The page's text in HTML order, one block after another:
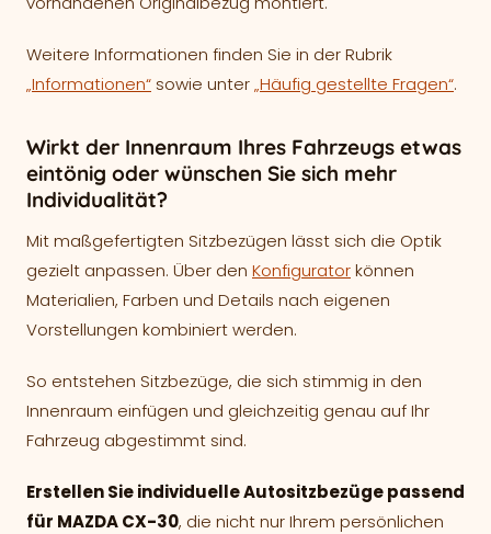
Weitere Informationen finden Sie in der Rubrik
„Informationen“ sowie unter„Häufig gestellte Fragen“.
Wirkt der Innenraum Ihres Fahrzeugs etwas
eintönig oder wünschen Sie sich mehr
Individualität?
Mit maßgefertigten Sitzbezügen lässt sich die Optik
gezielt anpassen. Über den Konfiguratorkönnen
Materialien, Farben und Details nach eigenen
Vorstellungen kombiniert werden.
So entstehen Sitzbezüge, die sich stimmig in den
Innenraum einfügen und gleichzeitig genau auf Ihr
Fahrzeug abgestimmt sind.
Erstellen Sie individuelle Autositzbezüge passend
für MAZDA CX-30, die nicht nur Ihrem persönlichen